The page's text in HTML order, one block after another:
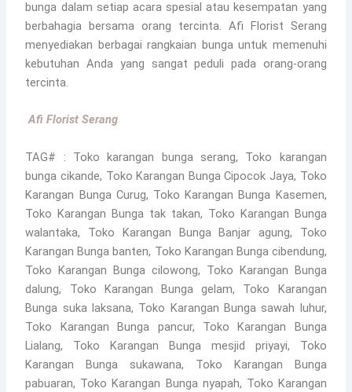
bunga dalam setiap acara spesial atau kesempatan yang
berbahagia bersama orang tercinta. Afi Florist Serang
menyediakan berbagai rangkaian bunga untuk memenuhi
kebutuhan Anda yang sangat peduli pada orang-orang
tercinta.
Afi Florist Serang
TAG# : Toko karangan bunga serang, Toko karangan
bunga cikande, Toko Karangan Bunga Cipocok Jaya, Toko
Karangan Bunga Curug, Toko Karangan Bunga Kasemen,
Toko Karangan Bunga tak takan, Toko Karangan Bunga
walantaka, Toko Karangan Bunga Banjar agung, Toko
Karangan Bunga banten, Toko Karangan Bunga cibendung,
Toko Karangan Bunga cilowong, Toko Karangan Bunga
dalung, Toko Karangan Bunga gelam, Toko Karangan
Bunga suka laksana, Toko Karangan Bunga sawah luhur,
Toko Karangan Bunga pancur, Toko Karangan Bunga
Lialang, Toko Karangan Bunga mesjid priyayi, Toko
Karangan Bunga sukawana, Toko Karangan Bunga
pabuaran, Toko Karangan Bunga nyapah, Toko Karangan